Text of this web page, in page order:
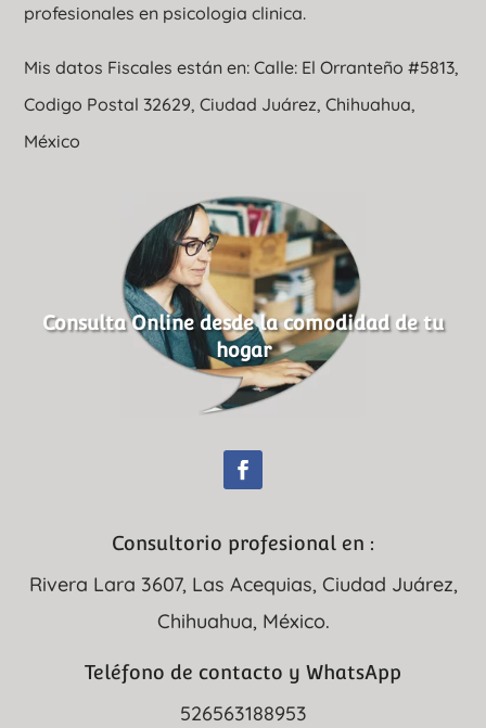
profesionales en psicologia clinica.
Mis datos Fiscales están en: Calle: El Orranteño #5813,
Codigo Postal 32629, Ciudad Juárez, Chihuahua,
México
Consulta Online desde la comodidad de tu
hogar
Consultorio profesional en :
Rivera Lara 3607, Las Acequias, Ciudad Juárez,
Chihuahua, México.
Teléfono de contacto y WhatsApp
526563188953